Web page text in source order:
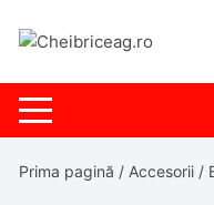
Prima pagină / Accesorii /